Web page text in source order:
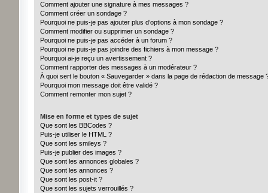
Comment ajouter une signature à mes messages ?
Comment créer un sondage ?
Pourquoi ne puis-je pas ajouter plus d’options à mon sondage ?
Comment modifier ou supprimer un sondage ?
Pourquoi ne puis-je pas accéder à un forum ?
Pourquoi ne puis-je pas joindre des fichiers à mon message ?
Pourquoi ai-je reçu un avertissement ?
Comment rapporter des messages à un modérateur ?
À quoi sert le bouton « Sauvegarder » dans la page de rédaction de message
Pourquoi mon message doit être validé ?
Comment remonter mon sujet ?
Mise en forme et types de sujet
Que sont les BBCodes ?
Puis-je utiliser le HTML ?
Que sont les smileys ?
Puis-je publier des images ?
Que sont les annonces globales ?
Que sont les annonces ?
Que sont les post-it ?
Que sont les sujets verrouillés ?